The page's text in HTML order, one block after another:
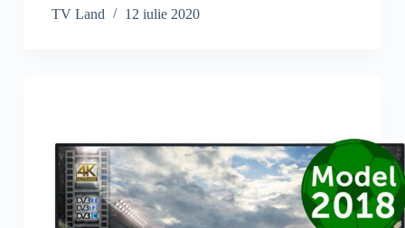
TV Land 12 iulie 2020